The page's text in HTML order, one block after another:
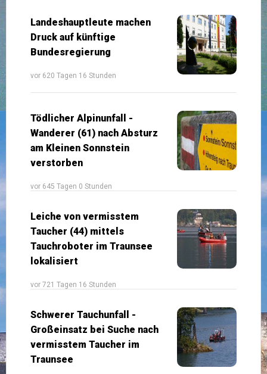
Landeshauptleute machen
Druck auf künftige
Bundesregierung
vor 620 Tagen 16 Stunden
Tödlicher Alpinunfall -
Wanderer (61) nach Absturz
am Kleinen Sonnstein
verstorben
vor 645 Tagen 0 Stunden
Leiche von vermisstem
Taucher (44) mittels
Tauchroboter im Traunsee
lokalisiert
vor 721 Tagen 16 Stunden
Schwerer Tauchunfall -
Großeinsatz bei Suche nach
vermisstem Taucher im
Traunsee